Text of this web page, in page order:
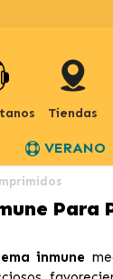
Tiendas
VERANO
Para
inmune